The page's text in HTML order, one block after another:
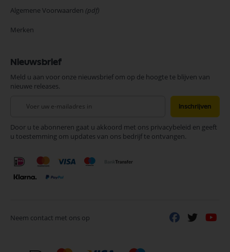
Algemene Voorwaarden (pdf)
Merken
Nieuwsbrief
Meld u aan voor onze nieuwsbrief om op de hoogte te blijven van
nieuwe releases.
onze
nieuwsbrief
Inschrijven
Door u te abonneren gaat u akkoord met ons privacybeleid en geeft
u toestemming om updates van ons bedrijf te ontvangen.
Neem contact met ons op